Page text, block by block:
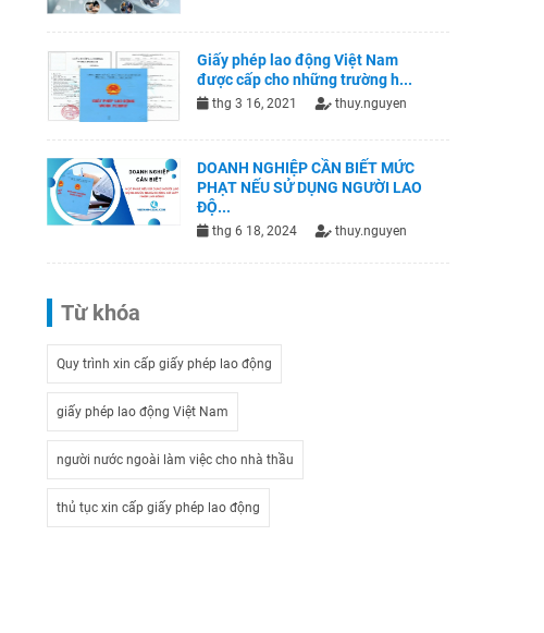
Giấy phép lao động Việt Nam
được cấp cho những trường h...
thg 3 16, 2021 thuy.nguyen
DOANH NGHIỆP CẦN BIẾT MỨC
PHẠT NẾU SỬ DỤNG NGƯỜI LAO
ĐỘ...
thg 6 18, 2024 thuy.nguyen
Từ khóa
Quy trình xin cấp giấy phép lao động
giấy phép lao động Việt Nam
người nước ngoài làm việc cho nhà thầu
thủ tục xin cấp giấy phép lao động